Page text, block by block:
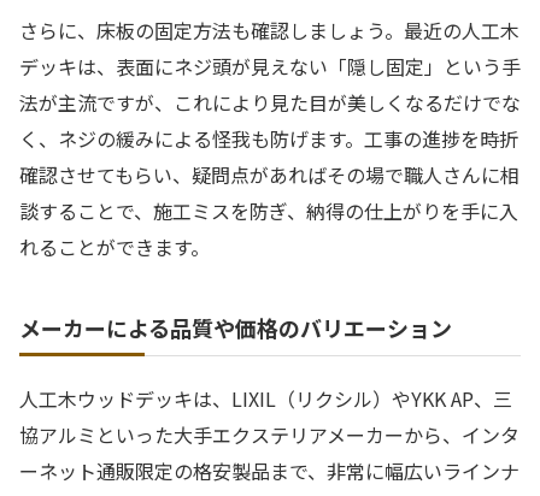
さらに、床板の固定方法も確認しましょう。最近の人工木
デッキは、表面にネジ頭が見えない「隠し固定」という手
法が主流ですが、これにより見た目が美しくなるだけでな
く、ネジの緩みによる怪我も防げます。工事の進捗を時折
確認させてもらい、疑問点があればその場で職人さんに相
談することで、施工ミスを防ぎ、納得の仕上がりを手に入
れることができます。
メーカーによる品質や価格のバリエーション
人工木ウッドデッキは、LIXIL（リクシル）やYKK AP、三
協アルミといった大手エクステリアメーカーから、インタ
ーネット通販限定の格安製品まで、非常に幅広いラインナ